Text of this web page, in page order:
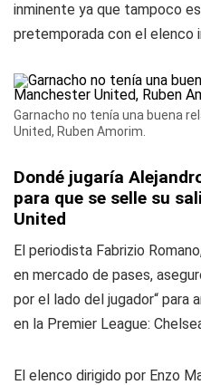
inminente ya que tampoco
pretemporada con el elenco
Garnacho no tenía una buena
United, Ruben Amorim.
Dondé jugaría
para que se selle su
United
El periodista Fabrizio
en mercado de pases,
por el lado del jugador“ para
en la Premier League:
El elenco dirigido por Enzo